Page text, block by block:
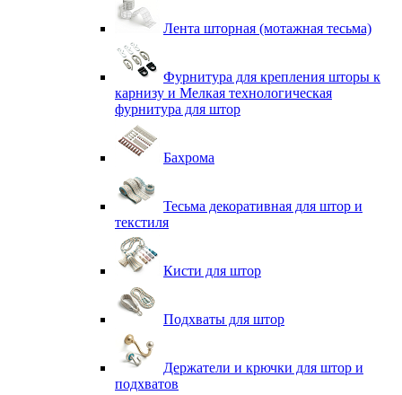
Лента шторная (мотажная тесьма)
Фурнитура для крепления шторы к
карнизу и Мелкая технологическая
фурнитура для штор
Бахрома
Тесьма декоративная для штор и
текстиля
Кисти для штор
Подхваты для штор
Держатели и крючки для штор и
подхватов